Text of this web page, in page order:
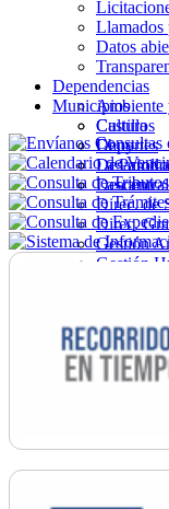
Llamados
Datos
Dependencias
Ambiente
Cultura
Deportes
Desarrollo
Direc. de
Direc.
Gestión
Gestión
Salud
Municipios
Castillos
Chuy
La Paloma
Lascano